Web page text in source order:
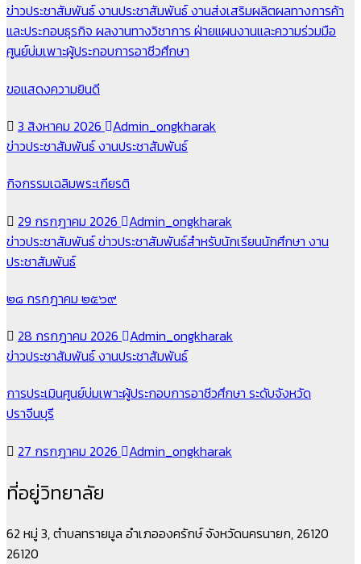
ข่าวประชาสัมพันธ์งานประชาสัมพันธ์งานส่งเสริมผลิตผลทางการค้า
และประกอบธุรกิจ ผลงานทางวิชาการ ฝ่ายแผนงานและความร่วมมือ
ศูนย์บ่มเพาะผู้ประกอบการอาชีวศึกษา
ขอแสดงความยินดี
3 สิงหาคม 2026
Admin_ongkharak
ข่าวประชาสัมพันธ์งานประชาสัมพันธ์
กิจกรรมเฉลิมพระเกียรติ
29 กรกฎาคม 2026
Admin_ongkharak
ข่าวประชาสัมพันธ์ข่าวประชาสัมพันธ์สำหรับนักเรียนนักศึกษา งาน
ประชาสัมพันธ์
๒๘ กรกฎาคม ๒๕๖๙
28 กรกฎาคม 2026
Admin_ongkharak
ข่าวประชาสัมพันธ์งานประชาสัมพันธ์
การประเมินศูนย์บ่มเพาะผู้ประกอบการอาชีวศึกษา ระดับจังหวัด
ปราจีนบุรี
27 กรกฎาคม 2026
Admin_ongkharak
ที่อยู่วิทยาลัย
62 หมู่ 3, ตำบลทรายมูล อำเภอองครักษ์ จังหวัดนครนายก, 26120
26120